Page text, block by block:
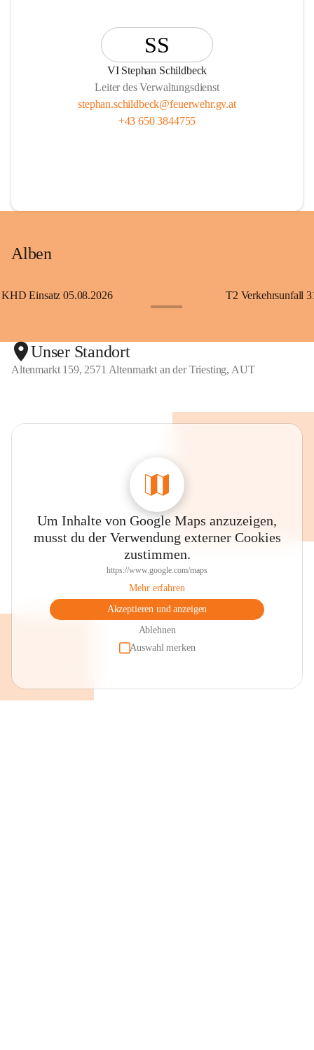
SS
VI Stephan Schildbeck
Leiter des Verwaltungsdienst
stephan.schildbeck@feuerwehr.gv.at
+43 650 3844755
Alben
KHD Einsatz 05.08.2026 T2 Verkehrsunfall
Unser Standort
Altenmarkt 159, 2571 Altenmarkt an der Triesting, AUT
Um Inhalte von Google Maps anzuzeigen,
musst du der Verwendung externer Cookies
zustimmen.
https://www.google.com/maps
Mehr erfahren
Akzeptieren und anzeigen
Ablehnen
Auswahl merken